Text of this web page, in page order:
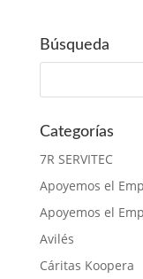
Búsqueda
Categorías
7R SERVITEC
Apoyemos el
Apoyemos el
Avilés
Cáritas Koopera